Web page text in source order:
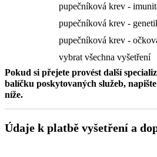
pupečníková krev -
pupečníková krev -
pupečníková krev -
vybrat všechna vyšetření
Pokud si přejete provést další
balíčku poskytovaných služeb,
níže.
Údaje k platbě vyšetření a